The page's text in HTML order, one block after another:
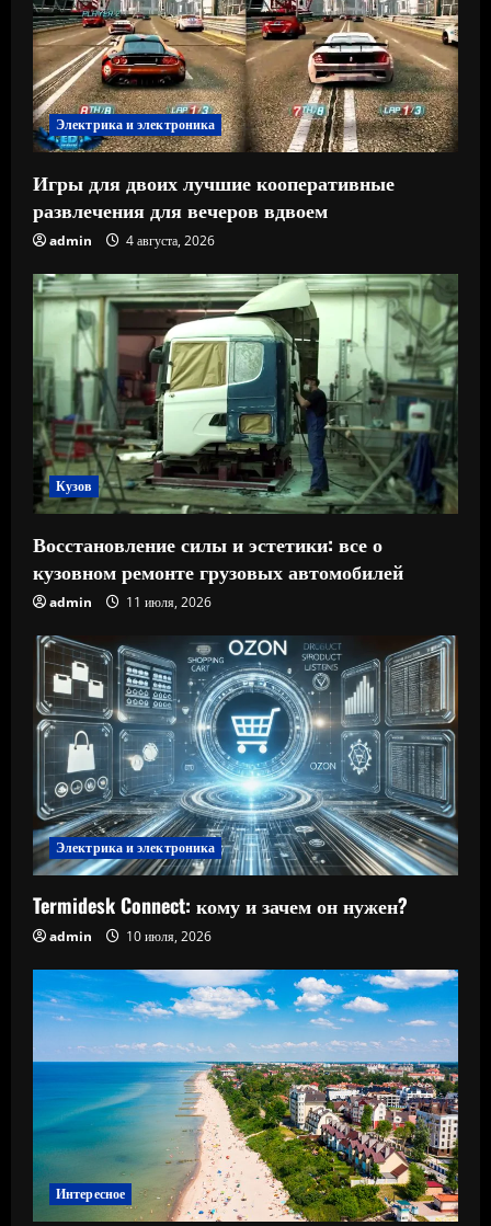
Электрика и электроника
Игры для двоих лучшие кооперативные
развлечения для вечеров вдвоем
admin 4 августа, 2026
Кузов
Восстановление силы и эстетики: все о
кузовном ремонте грузовых автомобилей
admin 11 июля, 2026
Электрика и электроника
Termidesk Connect: кому и зачем он нужен?
admin 10 июля, 2026
Интересное